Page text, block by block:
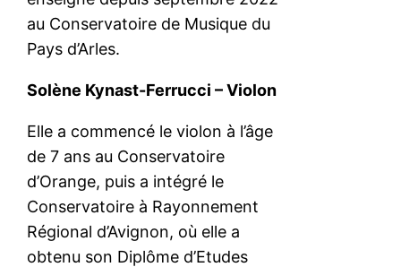
au Conservatoire de Musique du
Pays d’Arles.
Solène Kynast-Ferrucci – Violon
Elle a commencé le violon à l’âge
de 7 ans au Conservatoire
d’Orange, puis a intégré le
Conservatoire à Rayonnement
Régional d’Avignon, où elle a
obtenu son Diplôme d’Etudes